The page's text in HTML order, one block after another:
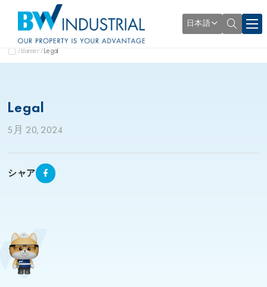
日本語
Banner Legal
Legal
5月 20, 2024
シャア